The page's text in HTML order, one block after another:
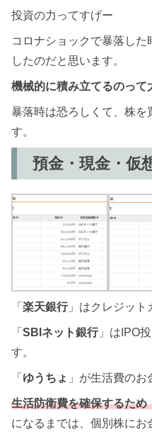
投資の力ってすげー
コロナショックで暴落した
したのだと思います。
機械的に積み立てるのって
暴落時は恐ろしくて、株
す。
預金・現金・仮
「 楽天銀行」はクレジット
「 SBIネット銀行」はIPO
す。
「 ゆうちょ 」が生活費のお
生活防衛費を確保するた
になるまでは、個別株にお